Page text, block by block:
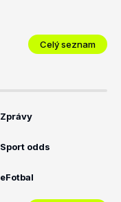
Celý seznam
Zprávy
Sport odds
eFotbal